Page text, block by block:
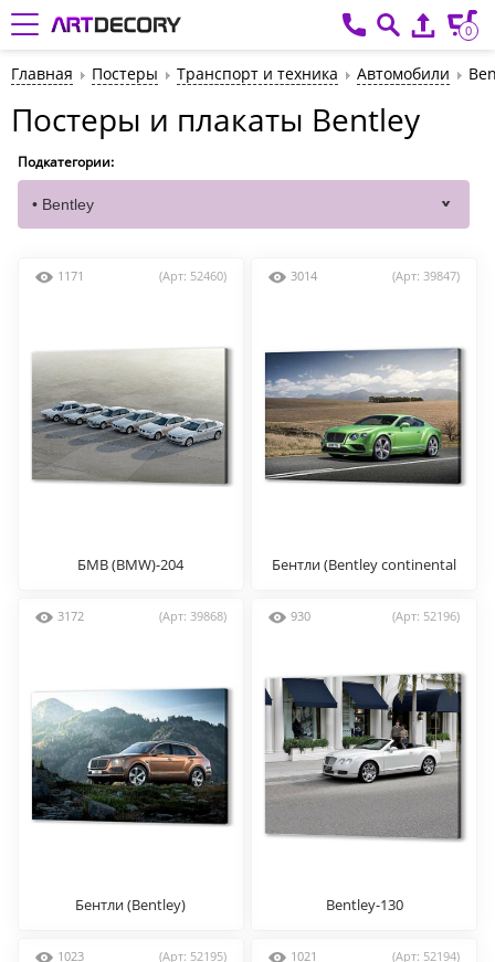
0
Главная Постеры Транспорт и техника Автомобили
Постеры и плакаты Bentley
Подкатегории:
1171 (Арт: 52460)
БМВ (BMW)-204
3014 (Арт: 39847)
Бентли (Bentley continental
3172 (Арт: 39868)
Бентли (Bentley)
930 (Арт: 52196)
Bentley-130
1023 (Арт: 52195) 1021 (Арт: 52194)